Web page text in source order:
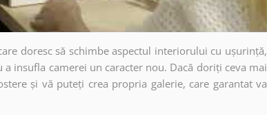
doresc să schimbe aspectul interiorului cu ușurință,
insufla camerei un caracter nou. Dacă doriți ceva mai
și vă puteți crea propria galerie, care garantat va